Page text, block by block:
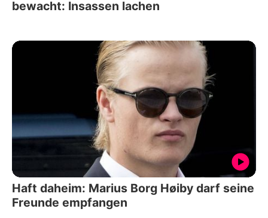
bewacht: Insassen lachen
Haft daheim: Marius Borg Høiby darf seine
Freunde empfangen